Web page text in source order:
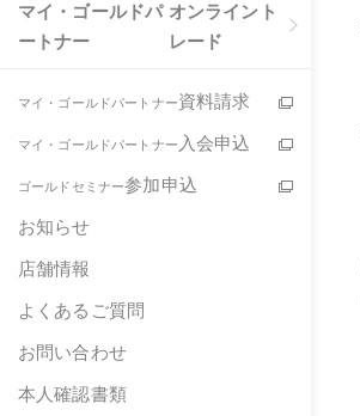
マイ・ゴールドパ
ートナー
オンライント
レード
マイ・ゴールドパートナー資料請求
マイ・ゴールドパートナー 入会申込
ゴールドセミナー参加申込
お知らせ
店舗情報
よくあるご質問
お問い合わせ
本人確認書類